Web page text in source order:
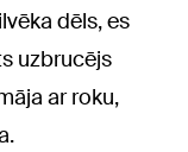
dēls, es
uzbrucējs
ar roku,